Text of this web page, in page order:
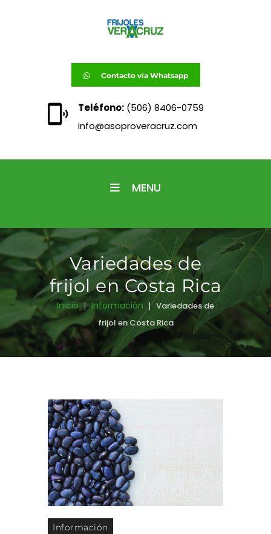
Contacto vía Whatsapp
Teléfono: (506) 8406-0759
info@asoproveracruz.com
MENU
Variedades de
frijol en Costa Rica
Inicio Información
Variedades de
frijol en Costa Rica
Información